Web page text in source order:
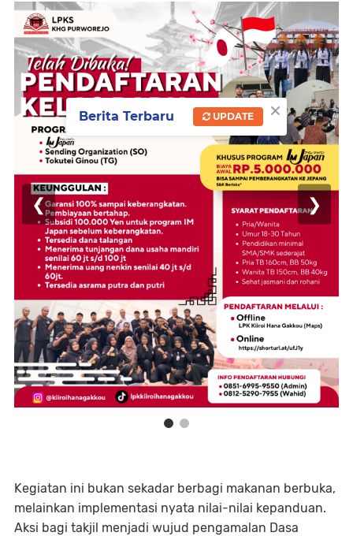
❮ ❯
Kegiatan ini bukan sekadar berbagi makanan berbuka,
melainkan implementasi nyata nilai-nilai kepanduan.
Aksi bagi takjil menjadi wujud pengamalan Dasa
×
Berita Terbaru UPDATE